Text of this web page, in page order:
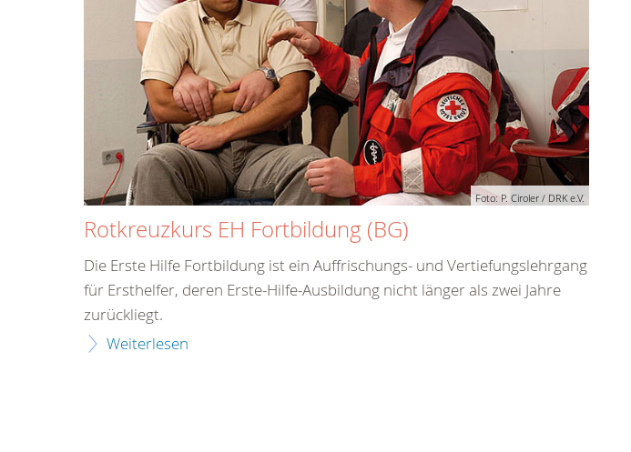
Foto: P. Ciroler / DRK e.V.
Rotkreuzkurs EH Fortbildung (BG)
Die Erste Hilfe Fortbildung ist ein Auffrischungs- und Vertiefungslehrgang
für Ersthelfer, deren Erste-Hilfe-Ausbildung nicht länger als zwei Jahre
zurückliegt.
Weiterlesen